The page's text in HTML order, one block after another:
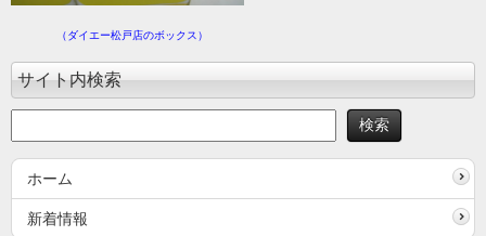
（ダイエー松戸店のボックス）
サイト内検索
ホーム
新着情報